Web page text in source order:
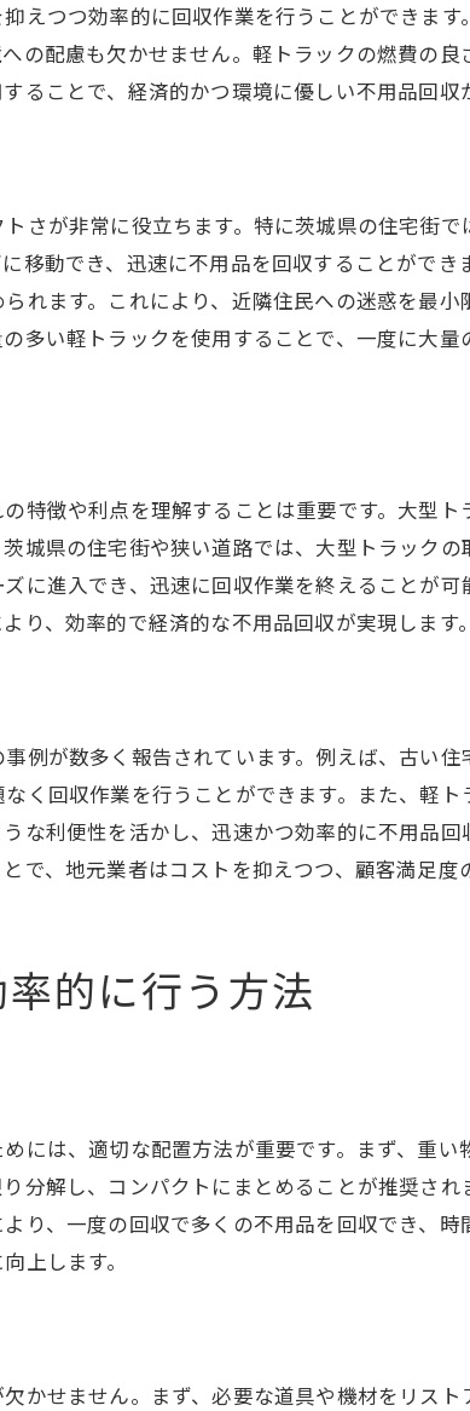
での効率化
作業服装の工夫
れを事前にシュミレーション
ける軽トラの利便性とメリット
手軽さと経済性
ーンでの活用例
を運搬するための軽トラ活用術
定技術
安全運転のポイント
のためのチェックリスト
コミュニケーション手段
でも安心な軽トラでの不用品回収
運転テクニック
避ルートの設定
費と維持費
トの削減方法
ラの活用事例
果の高い回収プラン
えつつ効率的に回収作業を行うことができま
の配慮も欠かせません。軽トラックの燃費の
ことで、経済的かつ環境に優しい不用品回収
さが非常に役立ちます。特に茨城県の住宅街
移動でき、迅速に不用品を回収することができ
れます。これにより、近隣住民への迷惑を最
多い軽トラックを使用することで、一度に大
特徴や利点を理解することは重要です。大型
城県の住宅街や狭い道路では、大型トラックの
に進入でき、迅速に回収作業を終えることが
り、効率的で経済的な不用品回収が実現します。
例が数多く報告されています。例えば、古い
く回収作業を行うことができます。また、軽
な利便性を活かし、迅速かつ効率的に不用品
で、地元業者はコストを抑えつつ、顧客満足度
的に行う方法
には、適切な配置方法が重要です。まず、重
分解し、コンパクトにまとめることが推奨さ
り、一度の回収で多くの不用品を回収でき、
上します。
かせません。まず、必要な道具や機材をリス